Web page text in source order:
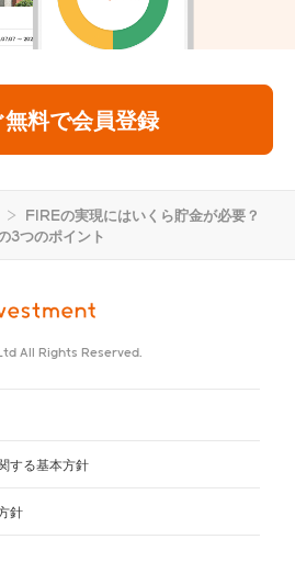
料で会員登録
>
FIREの実現にはいくら貯金が必要？
3つのポイント
All Rights Reserved.
する基本方針
針